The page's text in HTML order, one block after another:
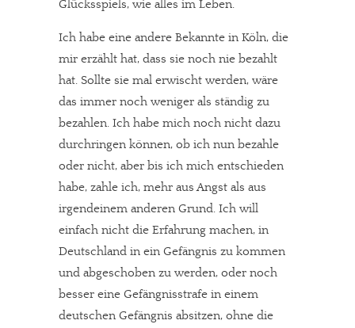
Glücksspiels, wie alles im Leben.
Ich habe eine andere Bekannte in Köln, die
mir erzählt hat, dass sie noch nie bezahlt
hat. Sollte sie mal erwischt werden, wäre
das immer noch weniger als ständig zu
bezahlen. Ich habe mich noch nicht dazu
durchringen können, ob ich nun bezahle
oder nicht, aber bis ich mich entschieden
habe, zahle ich, mehr aus Angst als aus
irgendeinem anderen Grund. Ich will
einfach nicht die Erfahrung machen, in
Deutschland in ein Gefängnis zu kommen
und abgeschoben zu werden, oder noch
besser eine Gefängnisstrafe in einem
deutschen Gefängnis absitzen, ohne die